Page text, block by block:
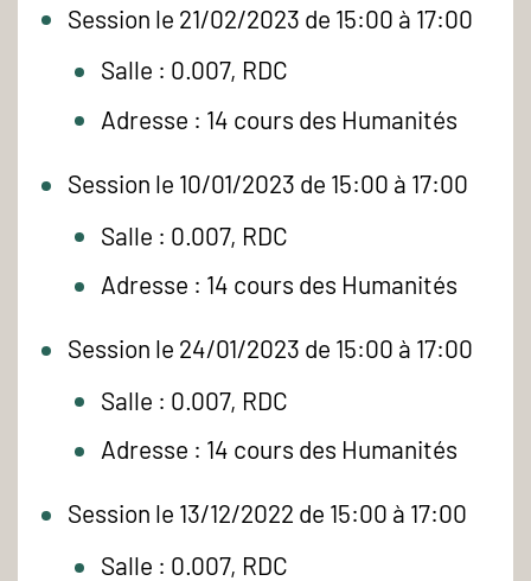
Session le 21/02/2023 de 15:00 à 17:00
Salle : 0.007, RDC
Adresse : 14 cours des Humanités
Session le 10/01/2023 de 15:00 à 17:00
Salle : 0.007, RDC
Adresse : 14 cours des Humanités
Session le 24/01/2023 de 15:00 à 17:00
Salle : 0.007, RDC
Adresse : 14 cours des Humanités
Session le 13/12/2022 de 15:00 à 17:00
Salle : 0.007, RDC